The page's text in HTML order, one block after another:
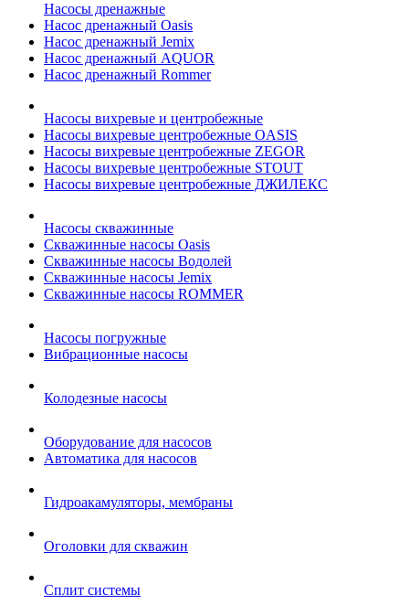
Насосы дренажные
Насос дренажный Oasis
Насос дренажный Jemix
Насос дренажный AQUOR
Насос дренажный Rommer
Насосы вихревые и центробежные
Насосы вихревые центробежные OASIS
Насосы вихревые центробежные ZEGOR
Насосы вихревые центробежные STOUT
Насосы вихревые центробежные ДЖИЛЕКС
Насосы скважинные
Скважинные насосы Oasis
Скважинные насосы Водолей
Скважинные насосы Jemix
Cкважинные насосы ROMMER
Насосы погружные
Вибрационные насосы
Колодезные насосы
Оборудование для насосов
Автоматика для насосов
Гидроакамуляторы, мембраны
Оголовки для скважин
Сплит системы